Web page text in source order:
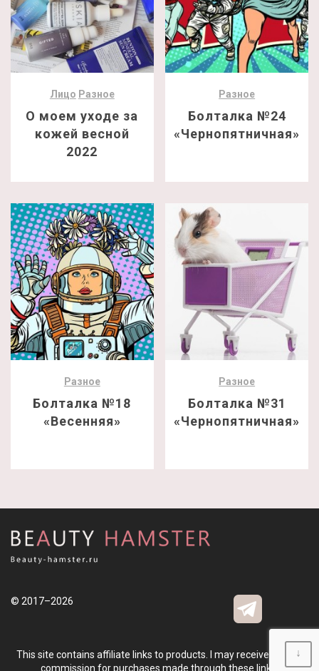
Лицо Разное
О моем уходе за
кожей весной
2022
Разное
Болталка №24
«Чернопятничная»
Разное
Болталка №18
«Весенняя»
Разное
Болталка №31
«Чернопятничная»
© 2017–2026
This site contains affiliate links to products. I may receive a small
commission for purchases made through these links.
↓